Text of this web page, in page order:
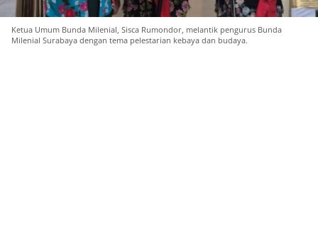
Ketua Umum Bunda Milenial, Sisca Rumondor, melantik pengurus Bunda
Milenial Surabaya dengan tema pelestarian kebaya dan budaya.